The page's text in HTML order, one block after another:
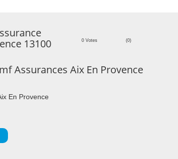
13100
0 Votes (0)
Assurances Aix En Provence
En Provence